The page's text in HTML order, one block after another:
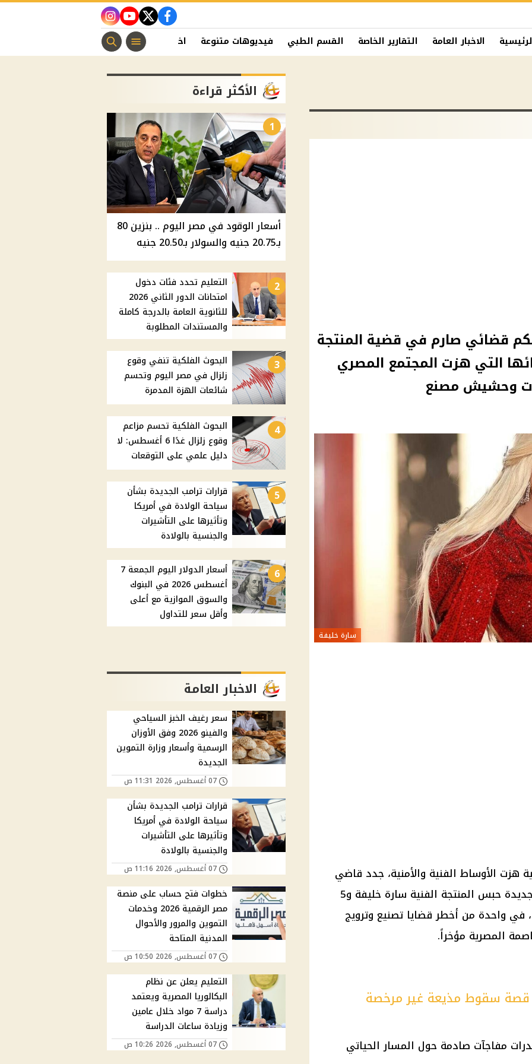
facebook
twitter
youtube
instagram
الاخبار العامة التقارير الخاصة القسم الطبي فيديوهات متنوعة اخبار الفن منوعات مسيحية
حكم قضائي صارم في قضية المنتجة
التي هزت المجتمع المصري
سارة خليفة
الأوساط الفنية والأمنية، جدد قاضي
المعارضات بمحكمة جنح القاهرة الجديدة حبس المنتجة الفنية سارة خليفة و5
في واحدة من أخطر قضايا تصنيع وترويج
المصرية مؤخراً.
قصة سقوط مذيعة غير مرخصة
مفاجآت صادمة حول المسار الحياتي
الأكثر قراءة
1
أسعار الوقود في مصر اليوم .. بنزين 80
بـ20.75 جنيه والسولار بـ20.50 جنيه
2
التعليم تحدد فئات دخول
امتحانات الدور الثاني 2026
للثانوية العامة بالدرجة كاملة
والمستندات المطلوبة
3
البحوث الفلكية تنفي وقوع
زلزال في مصر اليوم وتحسم
شائعات الهزة المدمرة
4
البحوث الفلكية تحسم مزاعم
وقوع زلزال غدًا 6 أغسطس: لا
دليل علمي على التوقعات
5
قرارات ترامب الجديدة بشأن
سياحة الولادة في أمريكا
وتأثيرها على التأشيرات
والجنسية بالولادة
6
أسعار الدولار اليوم الجمعة 7
أغسطس 2026 في البنوك
والسوق الموازية مع أعلى
وأقل سعر للتداول
الاخبار العامة
سعر رغيف الخبز السياحي
والفينو 2026 وفق الأوزان
الرسمية وأسعار وزارة التموين
الجديدة
07 أغسطس, 2026 11:31 ص
قرارات ترامب الجديدة بشأن
سياحة الولادة في أمريكا
وتأثيرها على التأشيرات
والجنسية بالولادة
07 أغسطس, 2026 11:16 ص
خطوات فتح حساب على منصة
مصر الرقمية 2026 وخدمات
التموين والمرور والأحوال
المدنية المتاحة
07 أغسطس, 2026 10:50 ص
التعليم يعلن عن نظام
البكالوريا المصرية ويعتمد
دراسة 7 مواد خلال عامين
وزيادة ساعات الدراسة
07 أغسطس, 2026 10:26 ص